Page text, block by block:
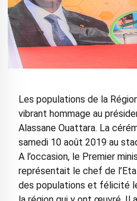
Les populations de la
vibrant hommage au
Alassane Ouattara. La
samedi 10 août 2019 au
A l’occasion, le Premier
représentait le chef de
des populations et félicité